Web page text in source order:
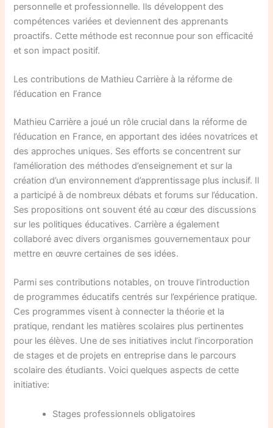
personnelle et professionnelle. Ils développent des
compétences variées et deviennent des apprenants
proactifs. Cette méthode est reconnue pour son efficacité
et son impact positif.
Les contributions de Mathieu Carrière à la réforme de
l’éducation en France
Mathieu Carrière a joué un rôle crucial dans la réforme de
l’éducation en France, en apportant des idées novatrices et
des approches uniques. Ses efforts se concentrent sur
l’amélioration des méthodes d’enseignement et sur la
création d’un environnement d’apprentissage plus inclusif. Il
a participé à de nombreux débats et forums sur l’éducation.
Ses propositions ont souvent été au cœur des discussions
sur les politiques éducatives. Carrière a également
collaboré avec divers organismes gouvernementaux pour
mettre en œuvre certaines de ses idées.
Parmi ses contributions notables, on trouve l’introduction
de programmes éducatifs centrés sur l’expérience pratique.
Ces programmes visent à connecter la théorie et la
pratique, rendant les matières scolaires plus pertinentes
pour les élèves. Une de ses initiatives inclut l’incorporation
de stages et de projets en entreprise dans le parcours
scolaire des étudiants. Voici quelques aspects de cette
initiative:
Stages professionnels obligatoires